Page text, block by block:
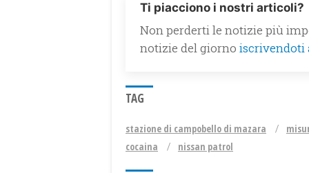
Ti piacciono i nostri articoli?
Non perderti le notizie più
notizie del giorno iscrivendoti
TAG
stazione di campobello di mazara
cocaina
nissan patrol